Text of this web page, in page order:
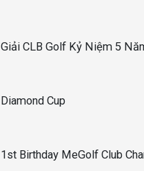
Giải CLB Golf Kỷ Niệm 5
Diamond Cup
1st Birthday MeGolf Club